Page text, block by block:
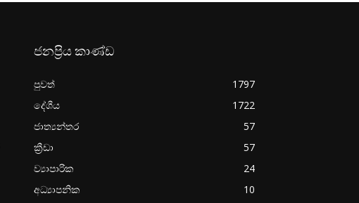
ජනප්‍රිය කාණ්ඩ
පුවත්
1797
දේශීය
1722
ජාත්‍යන්තර
57
ක්‍රීඩා
57
ව්‍යාපාරික
24
අධ්‍යාපනික
10